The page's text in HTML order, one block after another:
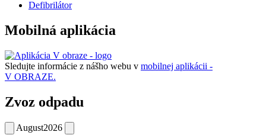
Defibrilátor
Mobilná aplikácia
Sledujte informácie z nášho webu v mobilnej aplikácii -
V OBRAZE.
Zvoz odpadu
August2026